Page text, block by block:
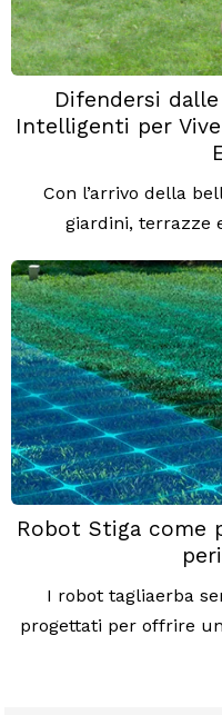
Difendersi
Intelligenti per
Con l’arrivo della
giardini, terrazze
Robot Stiga come
I robot tagliaerba
progettati per offrire